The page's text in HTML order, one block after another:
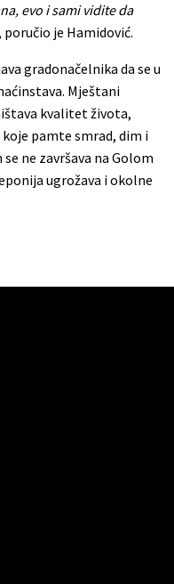
evo i sami vidite da
poručio je Hamidović.
gradonačelnika da se u
Mještani
kvalitet života,
pamte smrad, dim i
ne završava na Golom
ugrožava i okolne